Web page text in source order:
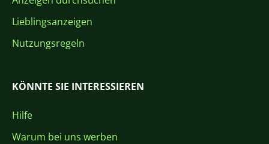
Lieblingsanzeigen
Nutzungsregeln
KÖNNTE SIE INTERESSIEREN
Hilfe
Warum bei uns werben